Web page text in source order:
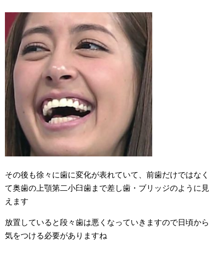
その後も徐々に歯に変化が表れていて、前歯だけではなく
て奥歯の上顎第二小臼歯まで差し歯・ブリッジのように見
えます
放置していると段々歯は悪くなっていきますので日頃から
気をつける必要がありますね